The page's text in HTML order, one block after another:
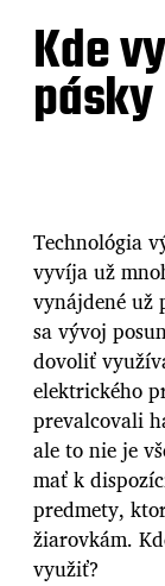
Kde
pásky
Technológia
vyvíja už
vynájdené už
sa vývoj
dovoliť
elektrického
prevalcovali
ale to nie je
mať k
predmety,
žiarovkám.
využiť?